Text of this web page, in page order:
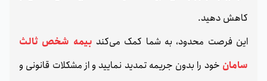
کاهش دهید.
این فرصت محدود، به شما کمک می‌کند بیمه شخص ثالث
سامان خود را بدون جریمه تمدید نمایید و از مشکلات قانونی و